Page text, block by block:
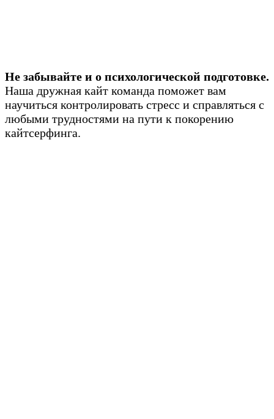
Не забывайте и о психологической подготовке.
Наша дружная кайт команда поможет вам
научиться контролировать стресс и справляться с
любыми трудностями на пути к покорению
кайтсерфинга.